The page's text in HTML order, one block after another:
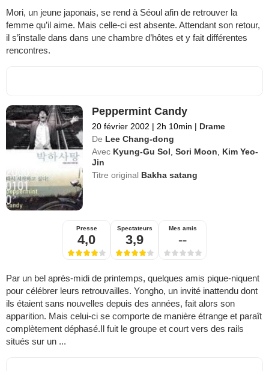
Mori, un jeune japonais, se rend à Séoul afin de retrouver la
femme qu’il aime. Mais celle-ci est absente. Attendant son retour,
il s’installe dans dans une chambre d’hôtes et y fait différentes
rencontres.
Peppermint Candy
20 février 2002 | 2h 10min | Drame
De Lee Chang-dong
Avec Kyung-Gu Sol,Sori Moon, Kim Yeo-
Jin
Titre original Bakha satang
Presse
4,0
Spectateurs
3,9
Mes amis
--
Par un bel après-midi de printemps, quelques amis pique-niquent
pour célébrer leurs retrouvailles. Yongho, un invité inattendu dont
ils étaient sans nouvelles depuis des années, fait alors son
apparition. Mais celui-ci se comporte de manière étrange et paraît
complètement déphasé.Il fuit le groupe et court vers des rails
situés sur un ...